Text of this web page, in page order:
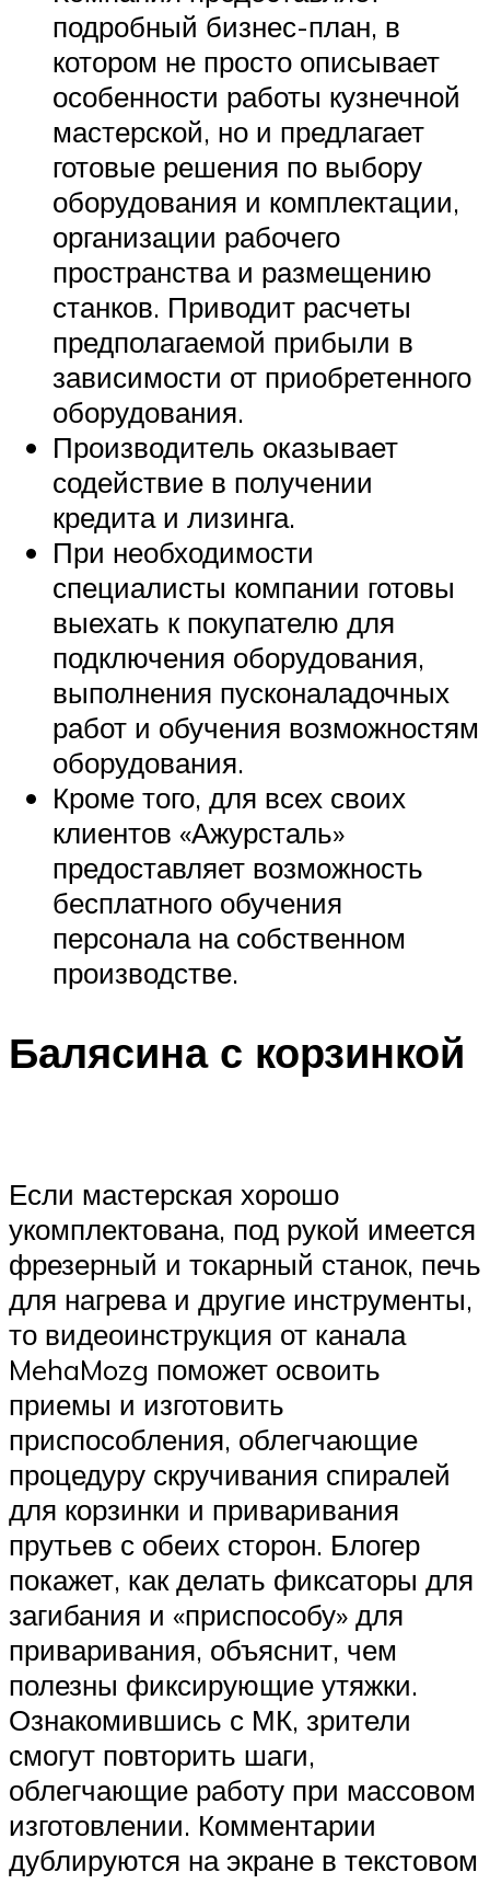
подробный бизнес-план, в
котором не просто описывает
особенности работы кузнечной
мастерской, но и предлагает
готовые решения по выбору
оборудования и комплектации,
организации рабочего
пространства и размещению
станков. Приводит расчеты
предполагаемой прибыли в
зависимости от приобретенного
оборудования.
Производитель оказывает
содействие в получении
кредита и лизинга.
При необходимости
специалисты компании готовы
выехать к покупателю для
подключения оборудования,
выполнения пусконаладочных
работ и обучения возможностям
оборудования.
Кроме того, для всех своих
клиентов «Ажурсталь»
предоставляет возможность
бесплатного обучения
персонала на собственном
производстве.
Балясина с корзинкой
Если мастерская хорошо
укомплектована, под рукой имеется
фрезерный и токарный станок, печь
для нагрева и другие инструменты,
то видеоинструкция от канала
MehaMozg поможет освоить
приемы и изготовить
приспособления, облегчающие
процедуру скручивания спиралей
для корзинки и приваривания
прутьев с обеих сторон. Блогер
покажет, как делать фиксаторы для
загибания и «приспособу» для
приваривания, объяснит, чем
полезны фиксирующие утяжки.
Ознакомившись с МК, зрители
смогут повторить шаги,
облегчающие работу при массовом
изготовлении. Комментарии
дублируются на экране в текстовом